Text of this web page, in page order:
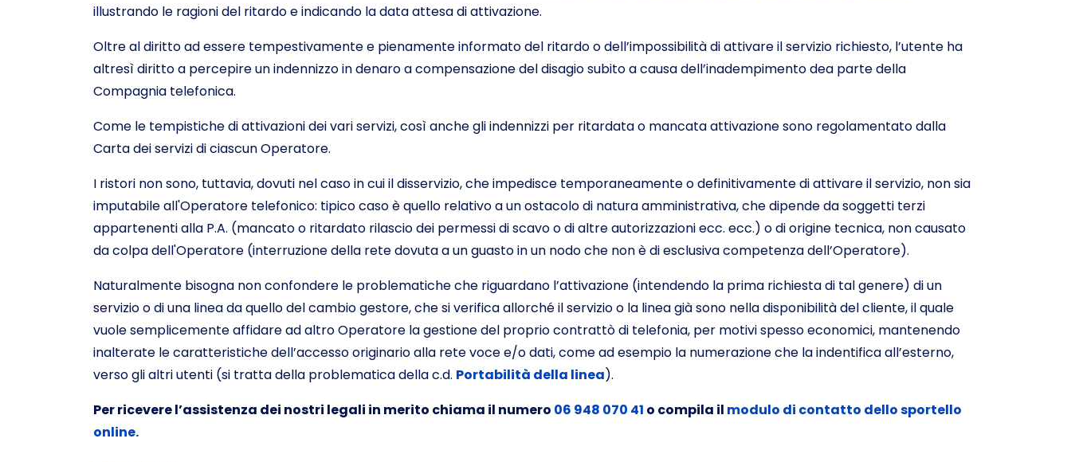
illustrando le ragioni del ritardo e indicando la data attesa di attivazione.
Oltre al diritto ad essere tempestivamente e pienamente informato del ritardo o dell’impossibilità di attivare il servizio richiesto, l’utente ha
altresì diritto a percepire un indennizzo in denaro a compensazione del disagio subito a causa dell’inadempimento dea parte della
Compagnia telefonica.
Come le tempistiche di attivazioni dei vari servizi, così anche gli indennizzi per ritardata o mancata attivazione sono regolamentato dalla
Carta dei servizi di ciascun Operatore.
I ristori non sono, tuttavia, dovuti nel caso in cui il disservizio, che impedisce temporaneamente o definitivamente di attivare il servizio, non sia
imputabile all'Operatore telefonico: tipico caso è quello relativo a un ostacolo di natura amministrativa, che dipende da soggetti terzi
appartenenti alla P.A. (mancato o ritardato rilascio dei permessi di scavo o di altre autorizzazioni ecc. ecc.) o di origine tecnica, non causato
da colpa dell'Operatore (interruzione della rete dovuta a un guasto in un nodo che non è di esclusiva competenza dell’Operatore).
Naturalmente bisogna non confondere le problematiche che riguardano l’attivazione (intendendo la prima richiesta di tal genere) di un
servizio o di una linea da quello del cambio gestore, che si verifica allorché il servizio o la linea già sono nella disponibilità del cliente, il quale
vuole semplicemente affidare ad altro Operatore la gestione del proprio contrattò di telefonia, per motivi spesso economici, mantenendo
inalterate le caratteristiche dell’accesso originario alla rete voce e/o dati, come ad esempio la numerazione che la indentifica all’esterno,
verso gli altri utenti (si tratta della problematica della c.d. Portabilità della linea).
Per ricevere l’assistenza dei nostri legali in merito chiama il numero 06 948 070 41 o compila il modulo di contatto dello sportello
online.